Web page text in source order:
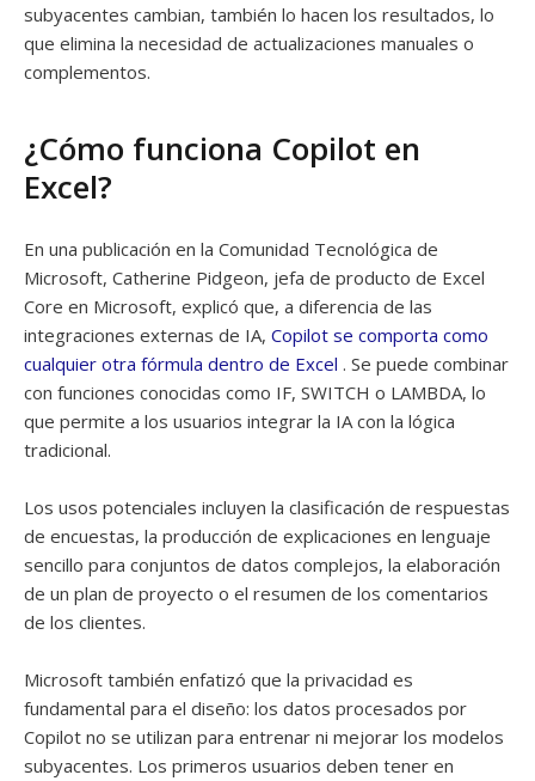
subyacentes cambian, también lo hacen los resultados, lo
que elimina la necesidad de actualizaciones manuales o
complementos.
¿Cómo funciona Copilot en
Excel?
En una publicación en la Comunidad Tecnológica de
Microsoft, Catherine Pidgeon, jefa de producto de Excel
Core en Microsoft, explicó que, a diferencia de las
integraciones externas de IA, Copilot se comporta como
cualquier otra fórmula dentro de Excel . Se puede combinar
con funciones conocidas como IF, SWITCH o LAMBDA, lo
que permite a los usuarios integrar la IA con la lógica
tradicional.
Los usos potenciales incluyen la clasificación de respuestas
de encuestas, la producción de explicaciones en lenguaje
sencillo para conjuntos de datos complejos, la elaboración
de un plan de proyecto o el resumen de los comentarios
de los clientes.
Microsoft también enfatizó que la privacidad es
fundamental para el diseño: los datos procesados ​​por
Copilot no se utilizan para entrenar ni mejorar los modelos
subyacentes. Los primeros usuarios deben tener en